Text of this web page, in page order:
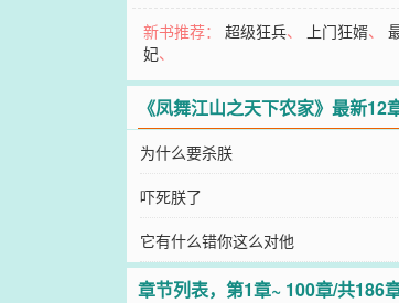
新书推荐：超级狂兵、 上门狂婿、
妃、
《凤舞江山之天下农家》最新12
为什么要杀朕
吓死朕了
它有什么错你这么对他
章节列表，第1章~ 100章/共186